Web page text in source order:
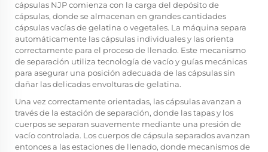
cápsulas NJP comienza con la carga del depósito de
cápsulas, donde se almacenan en grandes cantidades
cápsulas vacías de gelatina o vegetales. La máquina separa
automáticamente las cápsulas individuales y las orienta
correctamente para el proceso de llenado. Este mecanismo
de separación utiliza tecnología de vacío y guías mecánicas
para asegurar una posición adecuada de las cápsulas sin
dañar las delicadas envolturas de gelatina.
Una vez correctamente orientadas, las cápsulas avanzan a
través de la estación de separación, donde las tapas y los
cuerpos se separan suavemente mediante una presión de
vacío controlada. Los cuerpos de cápsula separados avanzan
entonces a las estaciones de llenado, donde mecanismos de